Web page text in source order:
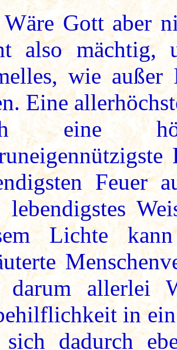
Wäre Gott aber
also mächtig,
wie außer
Eine
eine
Feuer
lebendigstes
Lichte
darum allerlei
in
dadurch